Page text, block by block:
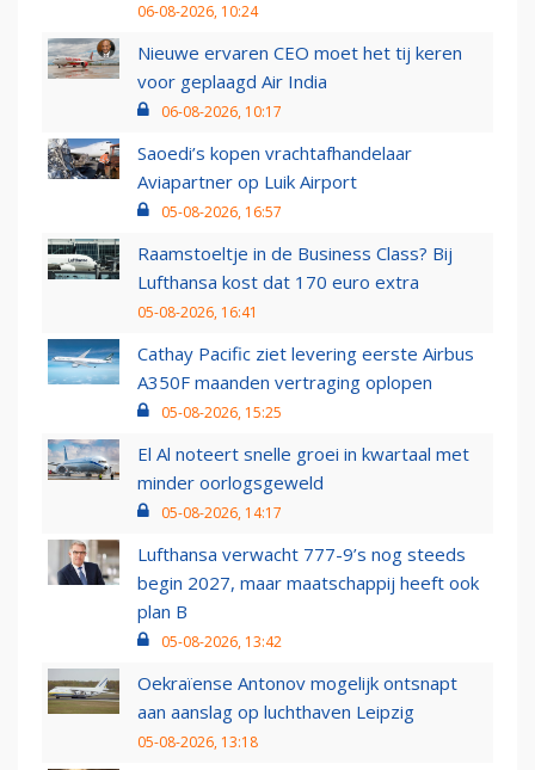
06-08-2026, 10:24
Nieuwe ervaren CEO moet het tij keren
voor geplaagd Air India
06-08-2026, 10:17
Saoedi’s kopen vrachtafhandelaar
Aviapartner op Luik Airport
05-08-2026, 16:57
Raamstoeltje in de Business Class? Bij
Lufthansa kost dat 170 euro extra
05-08-2026, 16:41
Cathay Pacific ziet levering eerste Airbus
A350F maanden vertraging oplopen
05-08-2026, 15:25
El Al noteert snelle groei in kwartaal met
minder oorlogsgeweld
05-08-2026, 14:17
Lufthansa verwacht 777-9’s nog steeds
begin 2027, maar maatschappij heeft ook
plan B
05-08-2026, 13:42
Oekraïense Antonov mogelijk ontsnapt
aan aanslag op luchthaven Leipzig
05-08-2026, 13:18